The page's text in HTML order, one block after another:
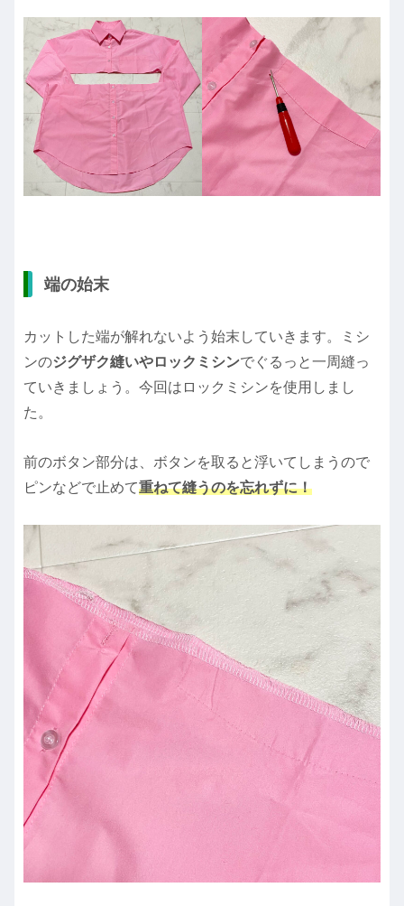
端の始末
カットした端が解れないよう始末していきます。ミシ
ンのジグザク縫いやロックミシンでぐるっと一周縫っ
ていきましょう。今回はロックミシンを使用しまし
た。
前のボタン部分は、ボタンを取ると浮いてしまうので
ピンなどで止めて重ねて縫うのを忘れずに！